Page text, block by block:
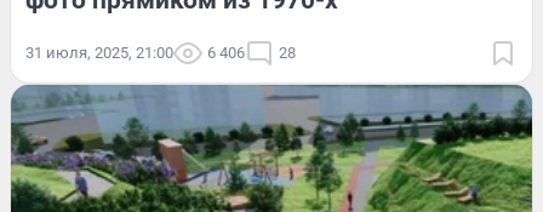
31 июля, 2025, 21:00 6 406 28